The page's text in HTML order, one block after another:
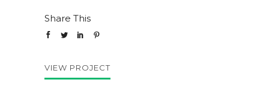
Share This
VIEW PROJECT